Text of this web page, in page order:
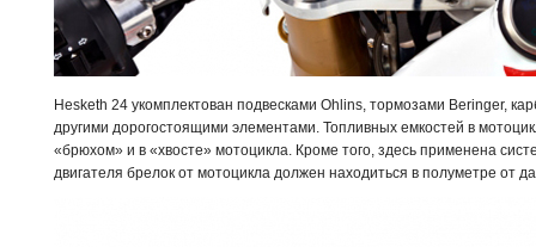
Hesketh 24 укомплектован подвесками Ohlins, тормозами Beringer,
другими дорогостоящими элементами. Топливных емкостей в
«брюхом» и в «хвосте» мотоцикла. Кроме того, здесь применена
двигателя брелок от мотоцикла должен находиться в полуметре от